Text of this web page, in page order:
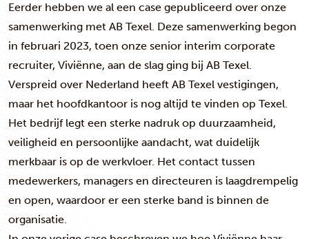
Eerder hebben we al een case gepubliceerd over onze
samenwerking met AB Texel. Deze samenwerking begon
in februari 2023, toen onze senior interim corporate
recruiter, Viviënne, aan de slag ging bij AB Texel.
Verspreid over Nederland heeft AB Texel vestigingen,
maar het hoofdkantoor is nog altijd te vinden op Texel.
Het bedrijf legt een sterke nadruk op duurzaamheid,
veiligheid en persoonlijke aandacht, wat duidelijk
merkbaar is op de werkvloer. Het contact tussen
medewerkers, managers en directeuren is laagdrempelig
en open, waardoor er een sterke band is binnen de
organisatie.